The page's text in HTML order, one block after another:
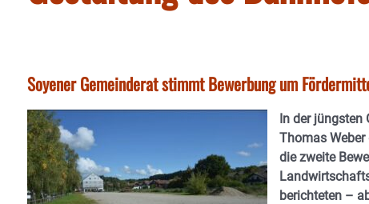
Soyener Gemeinderat stimmt Bewerbung um
In der jüngsten
Thomas
die zweite
berichteten –